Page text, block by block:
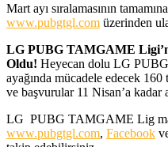
Mart ayı sıralamasının
www.pubgtgl.com üzerinden
LG PUBG TAMGAME
Oldu! Heyecan dolu LG
ayağında mücadele edecek 160
ve başvurular 11 Nisan’a kadar
LG PUBG TAMGAME Lig
www.pubgtgl.com, Facebook